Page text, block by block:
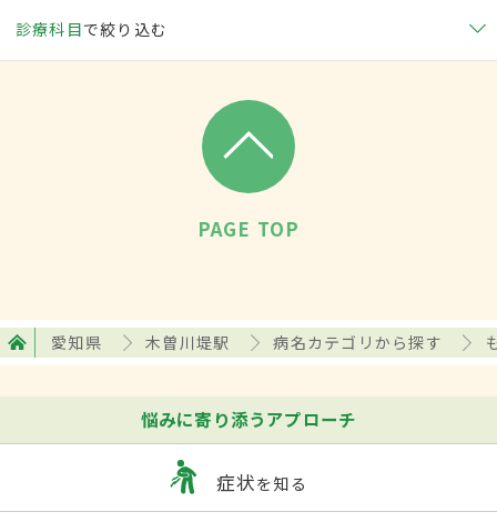
診療科目で絞り込む
PAGE TOP
愛知県 木曽川堤駅 病名カテゴリから探す
悩みに寄り添うアプローチ
症状を知る